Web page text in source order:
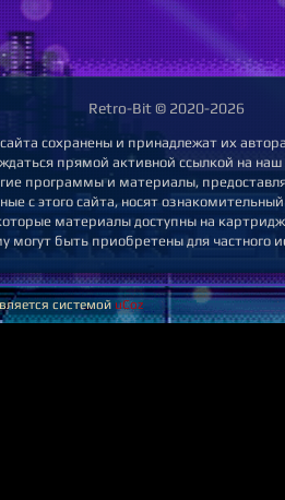
Retro-Bit © 2020-2026
сохранены и принадлежат их
прямой активной ссылкой на
программы и материалы,
с этого сайта, носят
материалы доступны на
могут быть приобретены для частного
системой uCoz